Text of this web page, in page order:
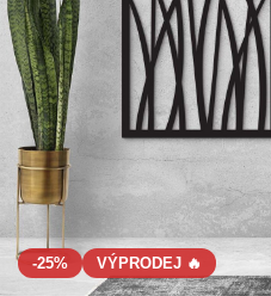
-25% VÝPRODEJ 🔥